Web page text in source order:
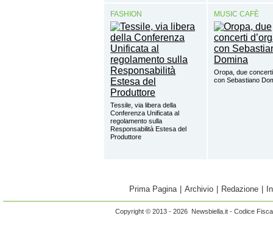
FASHION
Tessile, via libera della
Conferenza Unificata al
regolamento sulla
Responsabilità Estesa del
Produttore
MUSIC CAFÈ
Oropa, due concerti
con Sebastiano
Prima Pagina | Archivio | Redazione |
Copyright © 2013 - 2026 Newsbiella.it - Codice